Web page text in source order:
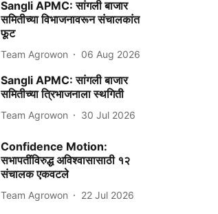
Sangli APMC: सांगली बाजार
समितीच्या विभाजनावरून संचालकांत
फूट
Team Agrowon 06 Aug 2026
Sangli APMC: सांगली बाजार
समितीच्या त्रिभाजनाला स्थगिती
Team Agrowon 30 Jul 2026
Confidence Motion:
सभापतींविरुद्ध अविश्वासासाठी १२
संचालक एकवटले
Team Agrowon 22 Jul 2026